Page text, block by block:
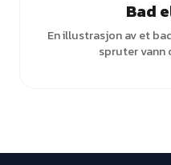
Bad
En illustrasjon av et
spruter vann